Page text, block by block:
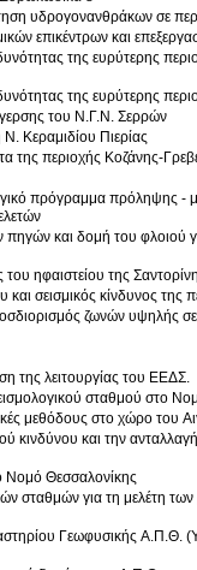
υδρογονανθράκων σε
επικέντρων και
της ευρύτερης
της ευρύτερης
του Ν.Γ.Ν. Σερρών
Ν. Κεραμιδίου Πιερίας
της περιοχής Κοζάνης-
πρόγραμμα πρόληψης -
και δομή του φλοιού
ηφαιστείου της
και σεισμικός κίνδυνος της
ζωνών υψηλής
της λειτουργίας του ΕΕΔΣ.
σταθμού στο
μεθόδους στο χώρο του
κινδύνου και την
Νομό Θεσσαλονίκης
σταθμών για τη μελέτη
Γεωφυσικής Α.Π.Θ.